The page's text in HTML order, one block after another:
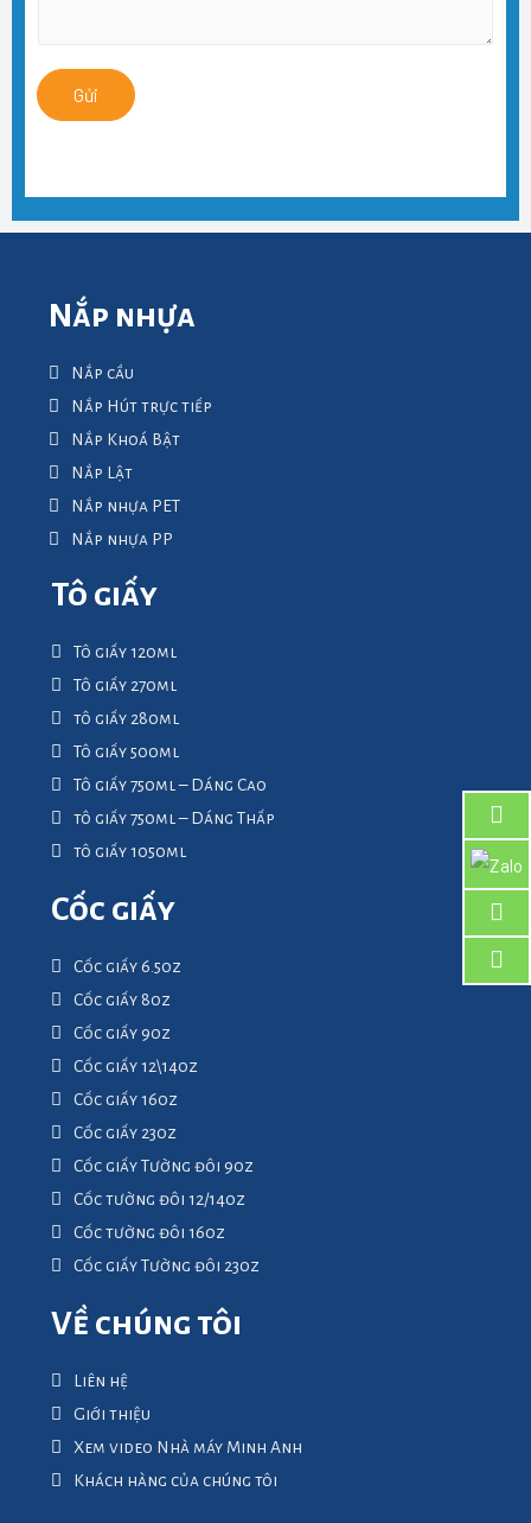
Gửi
Nắp nhựa
Nắp cầu
Nắp Hút trực tiếp
Nắp Khoá Bật
Nắp Lật
Nắp nhựa PET
Nắp nhựa PP
Tô giấy
Tô giấy 120ml
Tô giấy 270ml
tô giấy 280ml
Tô giấy 500ml
Tô giấy 750ml – Dáng Cao
tô giấy 750ml – Dáng Thấp
tô giấy 1050ml
Cốc giấy
Cốc giấy 6.5oz
Cốc giấy 8oz
Cốc giấy 9oz
Cốc giấy 12\14oz
Cốc giấy 16oz
Cốc giấy 23oz
Cốc giấy Tường đôi 9oz
Cốc tường đôi 12/14oz
Cốc tường đôi 16oz
Cốc giấy Tường đôi 23oz
Về chúng tôi
Liên hệ
Giới thiệu
Xem video Nhà máy Minh Anh
Khách hàng của chúng tôi